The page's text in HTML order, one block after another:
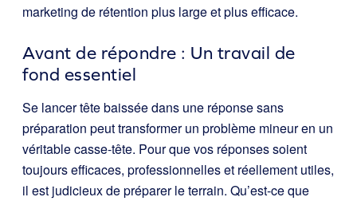
marketing de rétention plus large et plus efficace.
Avant de répondre : Un travail de
fond essentiel
Se lancer tête baissée dans une réponse sans
préparation peut transformer un problème mineur en un
véritable casse-tête. Pour que vos réponses soient
toujours efficaces, professionnelles et réellement utiles,
il est judicieux de préparer le terrain. Qu’est-ce que